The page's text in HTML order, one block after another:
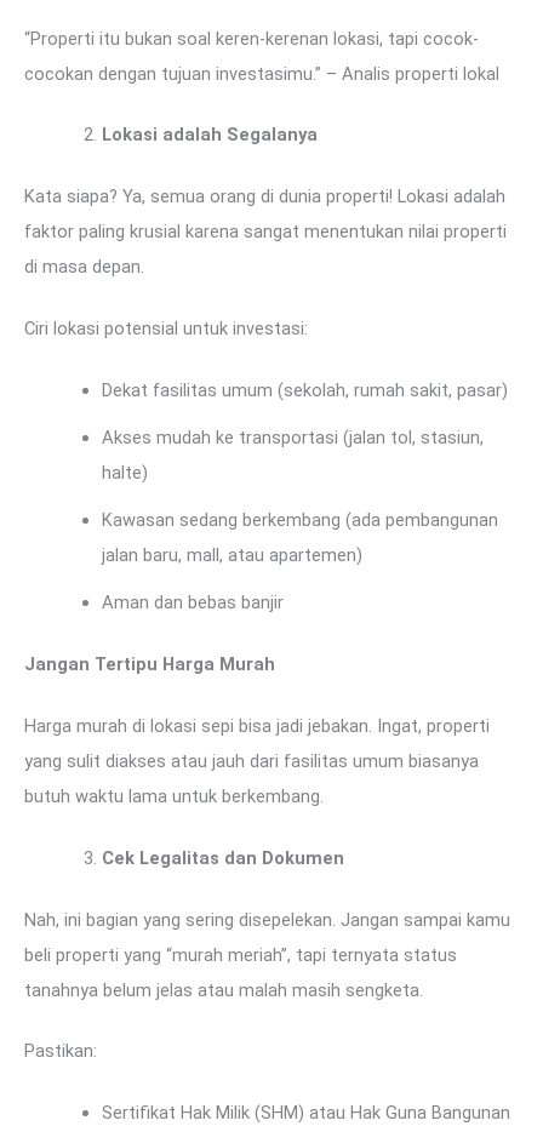
“Properti itu bukan soal keren-kerenan lokasi, tapi cocok-
cocokan dengan tujuan investasimu.” – Analis properti lokal
Lokasi adalah Segalanya
Kata siapa? Ya, semua orang di dunia properti! Lokasi adalah
faktor paling krusial karena sangat menentukan nilai properti
di masa depan.
Ciri lokasi potensial untuk investasi:
Dekat fasilitas umum (sekolah, rumah sakit, pasar)
Akses mudah ke transportasi (jalan tol, stasiun,
halte)
Kawasan sedang berkembang (ada pembangunan
jalan baru, mall, atau apartemen)
Aman dan bebas banjir
Jangan Tertipu Harga Murah
Harga murah di lokasi sepi bisa jadi jebakan. Ingat, properti
yang sulit diakses atau jauh dari fasilitas umum biasanya
butuh waktu lama untuk berkembang.
Cek Legalitas dan Dokumen
Nah, ini bagian yang sering disepelekan. Jangan sampai kamu
beli properti yang “murah meriah”, tapi ternyata status
tanahnya belum jelas atau malah masih sengketa.
Pastikan:
Sertifikat Hak Milik (SHM) atau Hak Guna Bangunan